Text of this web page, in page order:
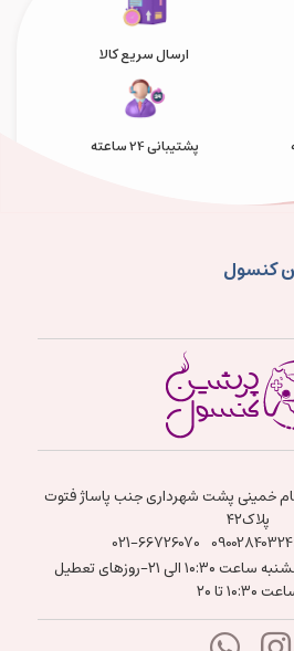
ارسال سریع کالا
پشتیبانی 24 ساعته
کنسول
خمینی پشت شهرداری جنب پاساژ فتوت
پلاک۴۲
09002840324
021-66726070
شنبه تا پنجشنبه ساعت ۱۰:۳۰ الی ۲۱-روزهای تعطیل
۱۰:۳۰ تا ۲۰